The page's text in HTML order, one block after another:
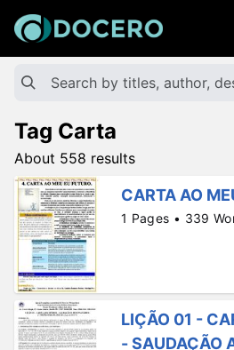
Tag Carta
About 558 results
CARTA AO
1 Pages • 339
LIÇÃO 01 -
- SAUDAÇÃO